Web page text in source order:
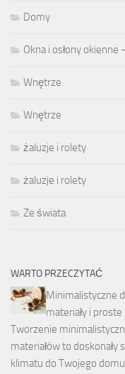
Domy
Okna i osłony
Wnętrze
Wnętrze
żaluzje i rolety
żaluzje i rolety
Ze świata
WARTO PRZECZYTAĆ
Minimalistyczne
materiały i
Tworzenie
materiałów to
klimatu do Twojego